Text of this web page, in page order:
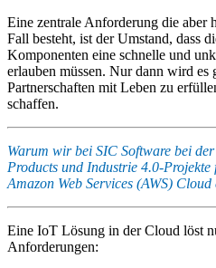
Eine zentrale Anforderung die aber
Fall besteht, ist der Umstand, dass
Komponenten eine schnelle und
erlauben müssen. Nur dann wird es
Partnerschaften mit Leben zu
schaffen.
Warum wir bei SIC Software bei
Products und Industrie 4.0-
Amazon Web Services (AWS) Cloud
Eine IoT Lösung in der Cloud löst
Anforderungen: